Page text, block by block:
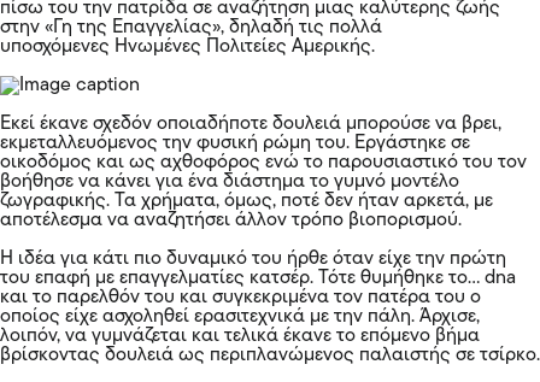
πίσω του την πατρίδα σε αναζήτηση μιας καλύτερης ζωής
στην «Γη της Επαγγελίας», δηλαδή τις πολλά
υποσχόμενες Ηνωμένες Πολιτείες Αμερικής.
Εκεί έκανε σχεδόν οποιαδήποτε δουλειά μπορούσε να βρει,
εκμεταλλευόμενος την φυσική ρώμη του. Εργάστηκε σε
οικοδόμος και ως αχθοφόρος ενώ το παρουσιαστικό του τον
βοήθησε να κάνει για ένα διάστημα το γυμνό μοντέλο
ζωγραφικής. Τα χρήματα, όμως, ποτέ δεν ήταν αρκετά, με
αποτέλεσμα να αναζητήσει άλλον τρόπο βιοπορισμού.
Η ιδέα για κάτι πιο δυναμικό του ήρθε όταν είχε την πρώτη
του επαφή με επαγγελματίες κατσέρ. Τότε θυμήθηκε το… dna
και το παρελθόν του και συγκεκριμένα τον πατέρα του ο
οποίος είχε ασχοληθεί ερασιτεχνικά με την πάλη. Άρχισε,
λοιπόν, να γυμνάζεται και τελικά έκανε το επόμενο βήμα
βρίσκοντας δουλειά ως περιπλανώμενος παλαιστής σε τσίρκο.